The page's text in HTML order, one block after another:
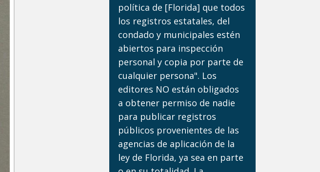
política de [Florida] que todos
los registros estatales, del
condado y municipales estén
abiertos para inspección
personal y copia por parte de
cualquier persona". Los
editores NO están obligados
a obtener permiso de nadie
para publicar registros
públicos provenientes de las
agencias de aplicación de la
ley de Florida, ya sea en parte